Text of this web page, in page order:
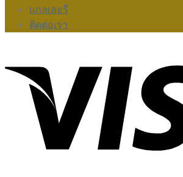
แกลเลอรี่
ติดต่อเรา